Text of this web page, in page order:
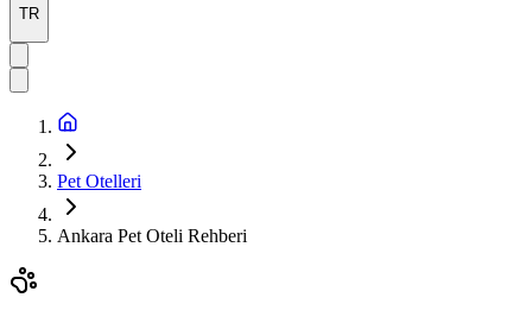
TR
Pet Otelleri
Ankara Pet Oteli Rehberi